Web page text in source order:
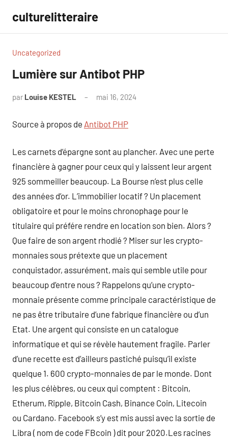
contenu
culturelitteraire
Uncategorized
Lumière sur Antibot PHP
par Louise KESTEL mai 16, 2024
Source à propos de Antibot PHP
Les carnets d’épargne sont au plancher. Avec une perte
financière à gagner pour ceux qui y laissent leur argent
925 sommeiller beaucoup. La Bourse n’est plus celle
des années d’or. L’immobilier locatif ? Un placement
obligatoire et pour le moins chronophage pour le
titulaire qui préfére rendre en location son bien. Alors ?
Que faire de son argent rhodié ? Miser sur les crypto-
monnaies sous prétexte que un placement
conquistador, assurément, mais qui semble utile pour
beaucoup d’entre nous ? Rappelons qu’une crypto-
monnaie présente comme principale caractéristique de
ne pas être tributaire d’une fabrique financière ou d’un
Etat. Une argent qui consiste en un catalogue
informatique et qui se révèle hautement fragile. Parler
d’une recette est d’ailleurs pastiché puisqu’il existe
quelque 1. 600 crypto-monnaies de par le monde. Dont
les plus célèbres, ou ceux qui comptent : Bitcoin,
Etherum, Ripple, Bitcoin Cash, Binance Coin, Litecoin
ou Cardano. Facebook s’y est mis aussi avec la sortie de
Libra ( nom de code FBcoin ) dit pour 2020.Les racines